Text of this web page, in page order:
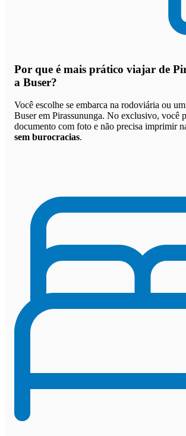
Por que é mais prático viajar de
a Buser?
Você escolhe se embarca na rodoviária ou
Buser em Pirassununga. No exclusivo, você
documento com foto e não precisa imprimir
sem burocracias.